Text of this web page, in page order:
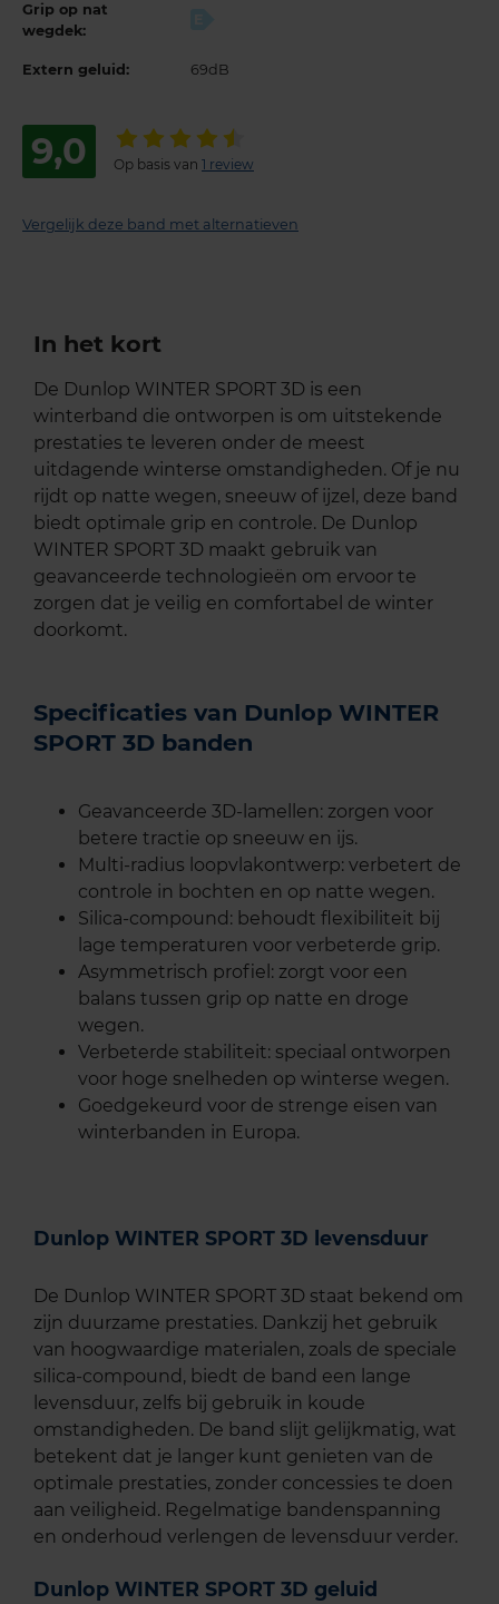
Grip op nat
wegdek:
Extern geluid: 69dB
9,0 Op basis van 1 review
Vergelijk deze band met alternatieven
In het kort
De Dunlop WINTER SPORT 3D is een
winterband die ontworpen is om uitstekende
prestaties te leveren onder de meest
uitdagende winterse omstandigheden. Of je nu
rijdt op natte wegen, sneeuw of ijzel, deze band
biedt optimale grip en controle. De Dunlop
WINTER SPORT 3D maakt gebruik van
geavanceerde technologieën om ervoor te
zorgen dat je veilig en comfortabel de winter
doorkomt.
Specificaties van Dunlop WINTER
SPORT 3D banden
Geavanceerde 3D-lamellen: zorgen voor
betere tractie op sneeuw en ijs.
Multi-radius loopvlakontwerp: verbetert de
controle in bochten en op natte wegen.
Silica-compound: behoudt flexibiliteit bij
lage temperaturen voor verbeterde grip.
Asymmetrisch profiel: zorgt voor een
balans tussen grip op natte en droge
wegen.
Verbeterde stabiliteit: speciaal ontworpen
voor hoge snelheden op winterse wegen.
Goedgekeurd voor de strenge eisen van
winterbanden in Europa.
Dunlop WINTER SPORT 3D levensduur
De Dunlop WINTER SPORT 3D staat bekend om
zijn duurzame prestaties. Dankzij het gebruik
van hoogwaardige materialen, zoals de speciale
silica-compound, biedt de band een lange
levensduur, zelfs bij gebruik in koude
omstandigheden. De band slijt gelijkmatig, wat
betekent dat je langer kunt genieten van de
optimale prestaties, zonder concessies te doen
aan veiligheid. Regelmatige bandenspanning
en onderhoud verlengen de levensduur verder.
Dunlop WINTER SPORT 3D geluid